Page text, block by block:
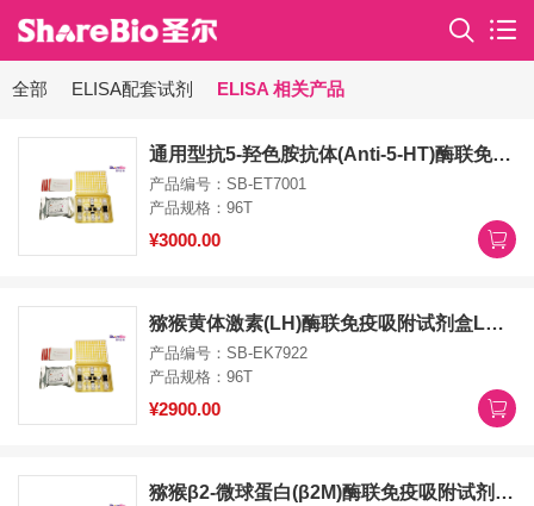
全部 ELISA配套试剂 ELISA 相关产品
通用型抗5-羟色胺抗体(Anti-5-HT)酶联免疫吸附试剂盒Anti-5-HT ELISA Kit
产品编号：SB-ET7001
产品规格：96T
¥3000.00
猕猴黄体激素(LH)酶联免疫吸附试剂盒LH ELISA Kit
产品编号：SB-EK7922
产品规格：96T
¥2900.00
猕猴β2-微球蛋白(β2M)酶联免疫吸附试剂盒b2M ELISA Kit